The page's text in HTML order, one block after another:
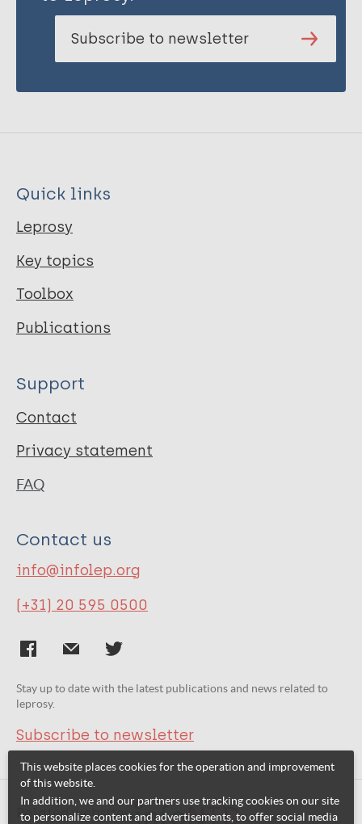
Subscribe to newsletter
Quick links
Leprosy
Key topics
Toolbox
Publications
Support
Contact
Privacy statement
FAQ
Contact us
info@infolep.org
(+31) 20 595 0500
Stay up to date with the latest publications and news related to
leprosy.
Subscribe to newsletter
Related websites:
This website places cookies for the operation and improvement
of this website.
In addition, we and our partners use tracking cookies on our site
to personalize content and advertisements, to offer social media